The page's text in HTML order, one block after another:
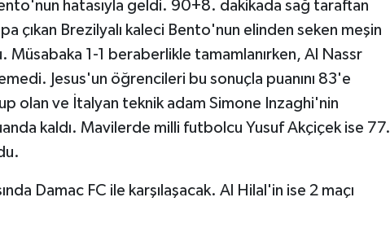
hatasıyla geldi. 90+8. dakikada sağ taraftan
çıkan Brezilyalı kaleci Bento'nun elinden seken meşin
Müsabaka 1-1 beraberlikle tamamlanırken, Al Nassr
Jesus'un öğrencileri bu sonuçla puanını 83'e
olan ve İtalyan teknik adam Simone Inzaghi'nin
kaldı. Mavilerde milli futbolcu Yusuf Akçiçek ise 77.
Damac FC ile karşılaşacak. Al Hilal'in ise 2 maçı